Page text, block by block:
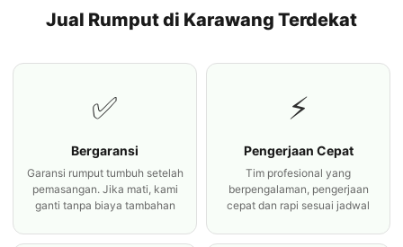
Jual Rumput di Karawang Terdekat
✅
Bergaransi
Garansi rumput tumbuh setelah
pemasangan. Jika mati, kami
ganti tanpa biaya tambahan
⚡
Pengerjaan Cepat
Tim profesional yang
berpengalaman, pengerjaan
cepat dan rapi sesuai jadwal